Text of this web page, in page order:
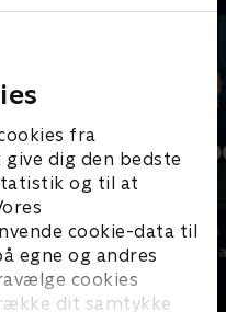
fra
dig den bedste
og til at
cookie-data til
egne og andres
cookies
dit samtykke
Presselogen
Nyheder &